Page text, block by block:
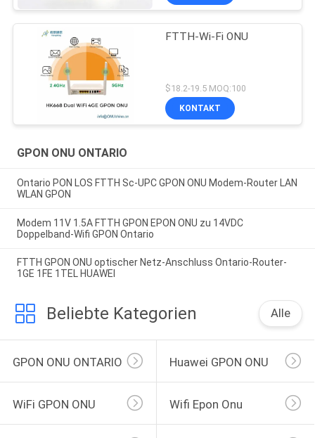
FTTH-Wi-Fi ONU
$18.2-19.5 MOQ:100
KONTAKT
GPON ONU ONTARIO
Ontario PON LOS FTTH Sc-UPC GPON ONU Modem-Router LAN
WLAN GPON
Modem 11V 1.5A FTTH GPON EPON ONU zu 14VDC
Doppelband-Wifi GPON Ontario
FTTH GPON ONU optischer Netz-Anschluss Ontario-Router-
1GE 1FE 1TEL HUAWEI
Beliebte Kategorien Alle
GPON ONU ONTARIO Huawei GPON ONU
WiFi GPON ONU Wifi Epon Onu